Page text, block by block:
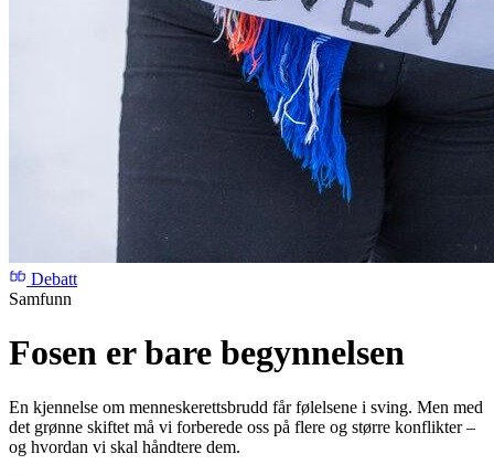
Debatt
Samfunn
Fosen er bare begynnelsen
En kjennelse om menneskerettsbrudd får følelsene i sving. Men med
det grønne skiftet må vi forberede oss på flere og større konflikter –
og hvordan vi skal håndtere dem.